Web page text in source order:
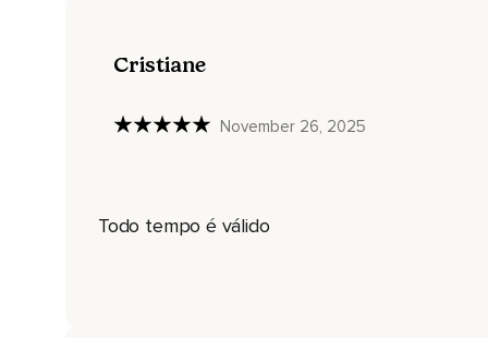
Cristiane
November 26, 2025
Todo tempo é válido